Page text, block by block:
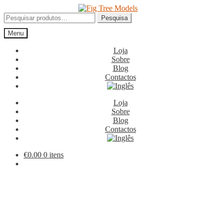
para
a
navegação
para
o
conteúdo
Pesquisar
por:
Pesquisa
Menu
Loja
Sobre
Blog
Contactos
Loja
Sobre
Blog
Contactos
€0.00 0 itens